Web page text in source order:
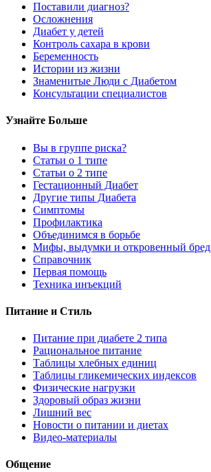
Поставили диагноз?
Осложнения
Диабет у детей
Контроль сахара в крови
Беременность
Истории из жизни
Знаменитые Люди с Диабетом
Консультации специалистов
Узнайте Больше
Вы в группе риска?
Статьи о 1 типе
Статьи о 2 типе
Гестационный Диабет
Другие типы Диабета
Симптомы
Профилактика
Объединимся в борьбе
Мифы, выдумки и откровенный бред
Справочник
Первая помощь
Техника инъекций
Питание и Стиль
Питание при диабете 2 типа
Рациональное питание
Таблицы хлебных единиц
Таблицы гликемических индексов
Физические нагрузки
Здоровый образ жизни
Лишний вес
Новости о питании и диетах
Видео-материалы
Общение